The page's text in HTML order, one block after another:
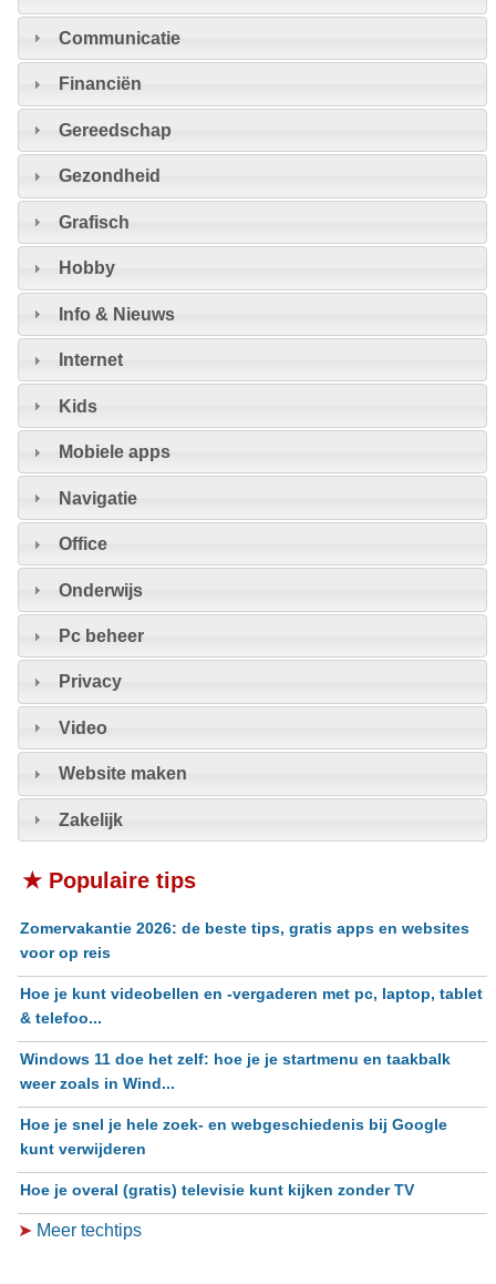
Communicatie
Financiën
Gereedschap
Gezondheid
Grafisch
Hobby
Info & Nieuws
Internet
Kids
Mobiele apps
Navigatie
Office
Onderwijs
Pc beheer
Privacy
Video
Website maken
Zakelijk
★ Populaire tips
Zomervakantie 2026: de beste tips, gratis apps en websites
voor op reis
Hoe je kunt videobellen en -vergaderen met pc, laptop, tablet
& telefoo...
Windows 11 doe het zelf: hoe je je startmenu en taakbalk
weer zoals in Wind...
Hoe je snel je hele zoek- en webgeschiedenis bij Google
kunt verwijderen
Hoe je overal (gratis) televisie kunt kijken zonder TV
➤ Meer techtips